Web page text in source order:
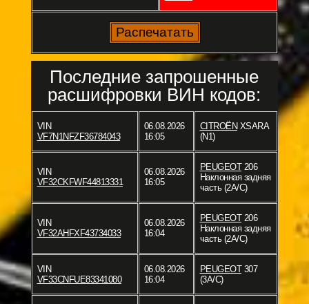
Последние запрошенные
расшифровки ВИН кодов:
VIN
VF7N1NFZF36784043
06.08.2026
16:05
CITROËN XSARA
(N1)
VIN
VF32CKFWF44813331
06.08.2026
16:05
PEUGEOT206
Наклонная задняя
часть (2A/C)
VIN
VF32AHFXF43734033
06.08.2026
16:04
PEUGEOT206
Наклонная задняя
часть (2A/C)
VIN
VF33CNFUE83341080
06.08.2026
16:04
PEUGEOT307
(3A/C)